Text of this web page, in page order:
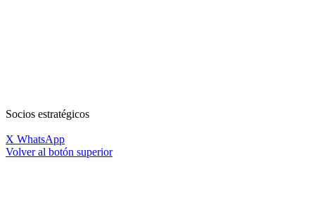
Socios estratégicos
X WhatsApp
Volver al botón superior